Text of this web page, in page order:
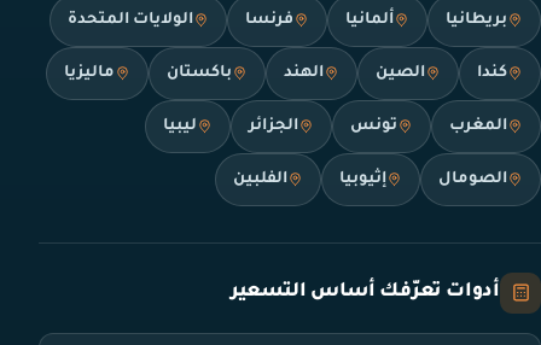
بريطانيا ألمانيا فرنسا الولايات المتحدة
كندا الصين الهند باكستان ماليزيا
المغرب تونس الجزائر ليبيا
الصومال إثيوبيا الفلبين
أدوات تعرّفك أساس التسعير